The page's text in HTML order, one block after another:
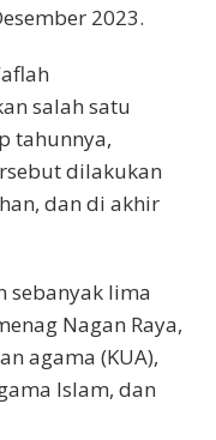
2023.
salah satu
tahunnya,
dilakukan
dan di akhir
sebanyak lima
Nagan Raya,
agama (KUA),
Islam, dan